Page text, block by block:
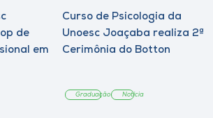
de
em
Curso de Psicologia da
Unoesc Joaçaba realiza 2ª
Cerimônia do Botton
Graduação Notícia